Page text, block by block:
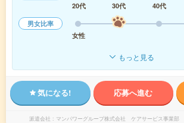
20代
30代 40代
男女比率
女性
もっと見る
気になる! 応募へ進む
派遣会社 マンパワーグループ株式会社 ケアサービス事業部